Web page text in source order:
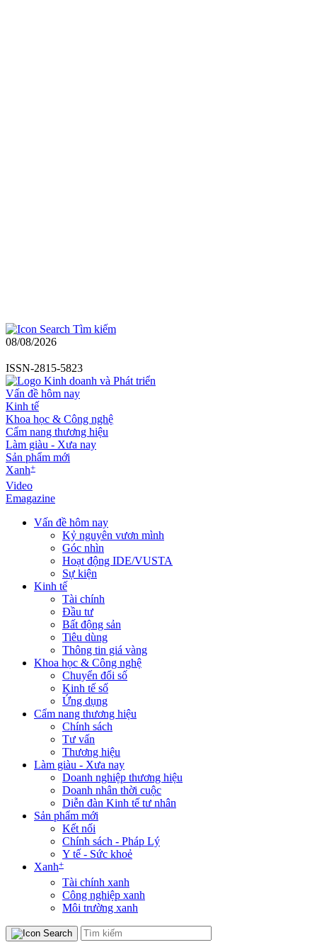
Tìm kiếm
08/08/2026
ISSN-2815-5823
Vấn đề hôm nay
Kinh tế
Khoa học & Công nghệ
Cẩm nang thương hiệu
Làm giàu - Xưa nay
Sản phẩm mới
Xanh+
Video
Emagazine
Vấn đề hôm nay
Kỷ nguyên vươn mình
Góc nhìn
Hoạt động IDE/VUSTA
Sự kiện
Kinh tế
Tài chính
Đầu tư
Bất động sản
Tiêu dùng
Thông tin giá vàng
Khoa học & Công nghệ
Chuyển đổi số
Kinh tế số
Ứng dụng
Cẩm nang thương hiệu
Chính sách
Tư vấn
Thương hiệu
Làm giàu - Xưa nay
Doanh nghiệp thương hiệu
Doanh nhân thời cuộc
Diễn đàn Kinh tế tư nhân
Sản phẩm mới
Kết nối
Chính sách - Pháp Lý
Y tế - Sức khoẻ
Xanh+
Tài chính xanh
Công nghiệp xanh
Môi trường xanh